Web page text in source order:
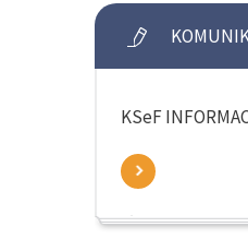
KSeF